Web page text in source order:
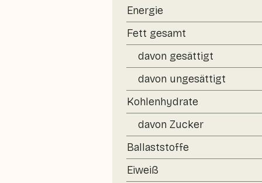
Energie
Fett gesamt
davon gesättigt
davon ungesättigt
Kohlenhydrate
davon Zucker
Ballaststoffe
Eiweiß